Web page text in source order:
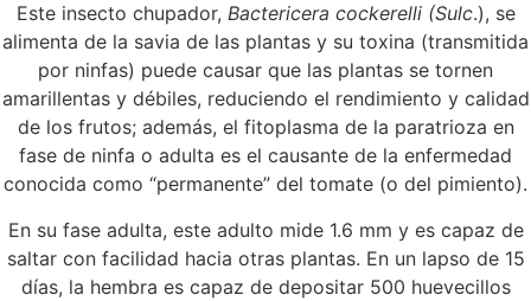
Este insecto chupador, Bactericera cockerelli (Sulc.), se
alimenta de la savia de las plantas y su toxina (transmitida
por ninfas) puede causar que las plantas se tornen
amarillentas y débiles, reduciendo el rendimiento y calidad
de los frutos; además, el fitoplasma de la paratrioza en
fase de ninfa o adulta es el causante de la enfermedad
conocida como “permanente” del tomate (o del pimiento).
En su fase adulta, este adulto mide 1.6 mm y es capaz de
saltar con facilidad hacia otras plantas. En un lapso de 15
días, la hembra es capaz de depositar 500 huevecillos